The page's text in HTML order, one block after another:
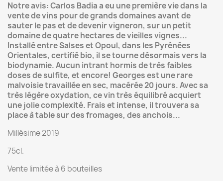
Notre avis: Carlos Badia a eu une première vie dans la
vente de vins pour de grands domaines avant de
sauter le pas et de devenir vigneron, sur un petit
domaine de quatre hectares de vieilles vignes...
Installé entre Salses et Opoul, dans les Pyrénées
Orientales, certifié bio, il se tourne désormais vers la
biodynamie. Aucun intrant hormis de très faibles
doses de sulfite, et encore! Georges est une rare
malvoisie travaillée en sec, macérée 20 jours. Avec sa
très légère oxydation, ce vin très équilibré acquiert
une jolie complexité. Frais et intense, il trouvera sa
place à table sur des fromages, des anchois...
Millésime 2019
75cl.
Vente limitée à 6 bouteilles